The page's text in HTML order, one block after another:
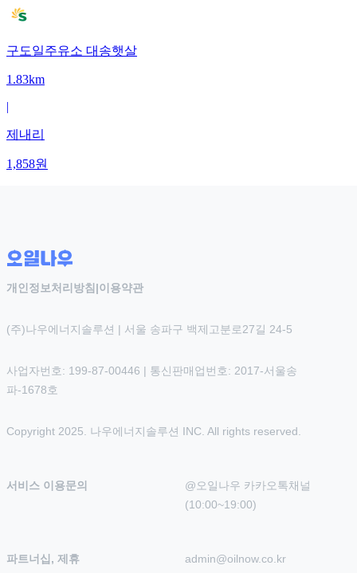
구도일주유소 대송햇살
1.83km
|
제내리
1,858원
개인정보처리방침 |이용약관
(주)나우에너지솔루션 | 서울 송파구 백제고분로27길 24-5
사업자번호: 199-87-00446 | 통신판매업번호: 2017-서울송
파-1678호
Copyright 2025. 나우에너지솔루션 INC. All rights reserved.
서비스 이용문의
@오일나우 카카오톡채널
(10:00~19:00)
파트너십, 제휴 admin@oilnow.co.kr